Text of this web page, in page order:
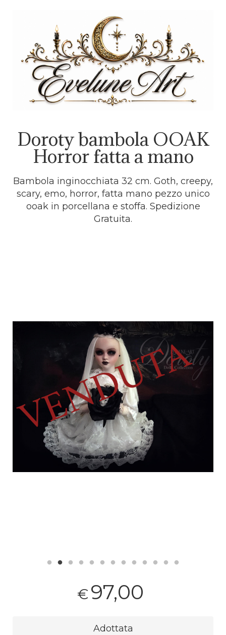
Doroty bambola OOAK
Horror fatta a mano
Bambola inginocchiata 32 cm. Goth, creepy,
scary, emo, horror, fatta mano pezzo unico
ooak in porcellana e stoffa. Spedizione
Gratuita.
€97,00
Adottata